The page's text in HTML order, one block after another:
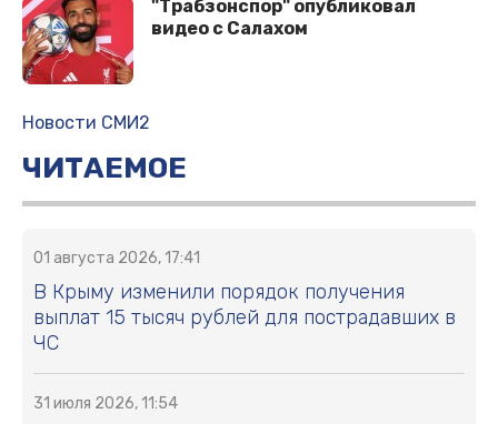
"Трабзонспор" опубликовал
видео с Салахом
Новости СМИ2
ЧИТАЕМОЕ
01 августа 2026, 17:41
В Крыму изменили порядок получения
выплат 15 тысяч рублей для пострадавших в
ЧС
31 июля 2026, 11:54